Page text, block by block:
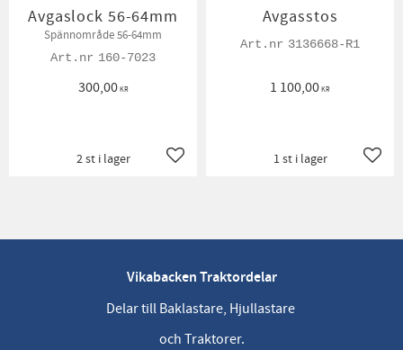
Avgaslock 56-64mm
Spännområde 56-64mm
160-7023
300,00KR
Lägg till i favoriter
2 st i lager
Avgasstos
3136668-R1
1 100,00KR
1 st i lager
Vikabacken Traktordelar
Delar till Baklastare, Hjullastare
och Traktorer.